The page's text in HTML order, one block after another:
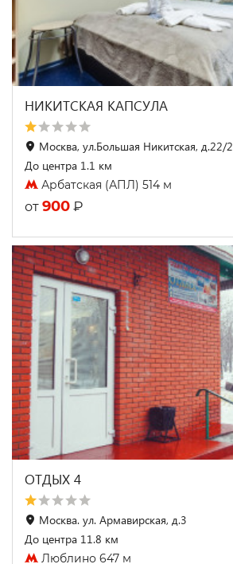
НИКИТСКАЯ КАПСУЛА
Москва, ул.Большая Никитская, д.22/2
До центра 1.1 км
Арбатская (АПЛ) 514 м
от 900 ₽
ОТДЫХ 4
Москва. ул. Армавирская, д.3
До центра 11.8 км
Люблино 647 м